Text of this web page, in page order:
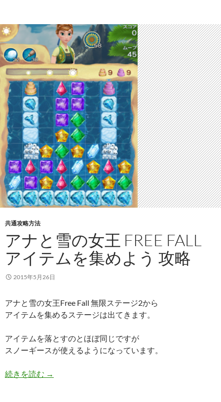
共通攻略方法
アナと雪の女王 FREE FALL
アイテムを集めよう 攻略
2015年5月26日
アナと雪の女王Free Fall 無限ステージ2から
アイテムを集めるステージは出てきます。
アイテムを落とすのとほぼ同じですが
スノーギースが使えるようになっています。
続きを読む アナと雪の女王 Free Fall アイテムを集めよう 攻略
→